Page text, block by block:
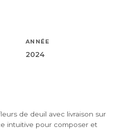
ANNÉE
2024
de deuil avec livraison sur
intuitive pour composer et